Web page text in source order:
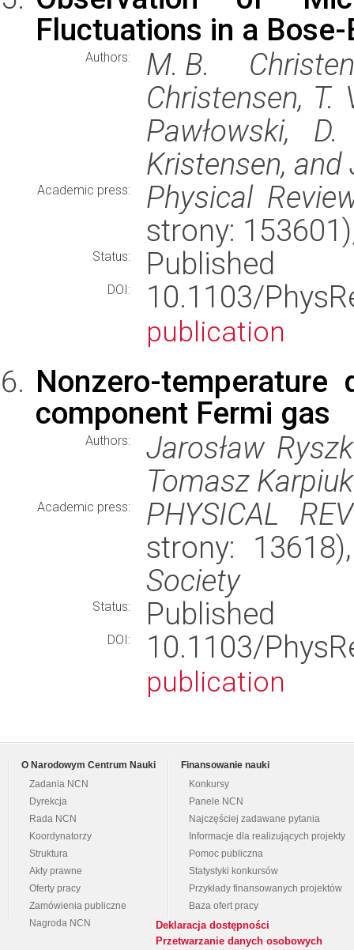
Fluctuations in a
Authors:
M. B.
Christensen, T.
Pawłowski,
Kristensen, and
Academic press:
Physical
strony:
Status: Published
DOI: 10.1103/
publication
Nonzero-
component Fermi gas
Authors:
Jarosław
Tomasz Karpiuk
Academic press:
PHYSICAL
strony:
Society
Status: Published
DOI: 10.1103/
publication
O Narodowym Centrum Nauki
Zadania NCN
Dyrekcja
Rada NCN
Koordynatorzy
Struktura
Akty prawne
Oferty pracy
Zamówienia publiczne
Nagroda NCN
Finansowanie nauki
Konkursy
Panele NCN
Najczęściej zadawane pytania
Informacje dla realizujących projekty
Pomoc publiczna
Statystyki konkursów
Przykłady finansowanych projektów
Baza ofert pracy
Deklaracja dostępności
Przetwarzanie danych osobowych